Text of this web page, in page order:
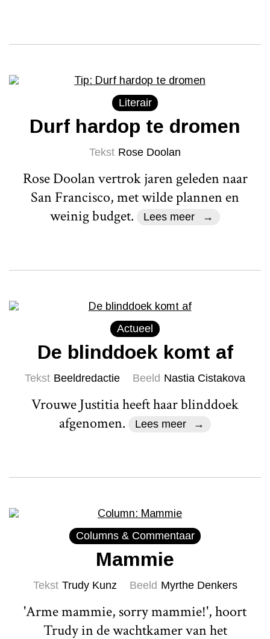
Literair
Durf hardop te dromen
Tekst Rose Doolan
Rose Doolan vertrok jaren geleden naar
San Francisco, met wilde plannen en
weinig budget.
Lees meer
Actueel
De blinddoek komt af
Tekst Beeldredactie Beeld Nastia Cistakova
Vrouwe Justitia heeft haar blinddoek
afgenomen.
Lees meer
Columns & Commentaar
Mammie
Tekst Trudy Kunz Beeld Myrthe Denkers
'Arme mammie, sorry mammie!', hoort
Trudy in de wachtkamer van het